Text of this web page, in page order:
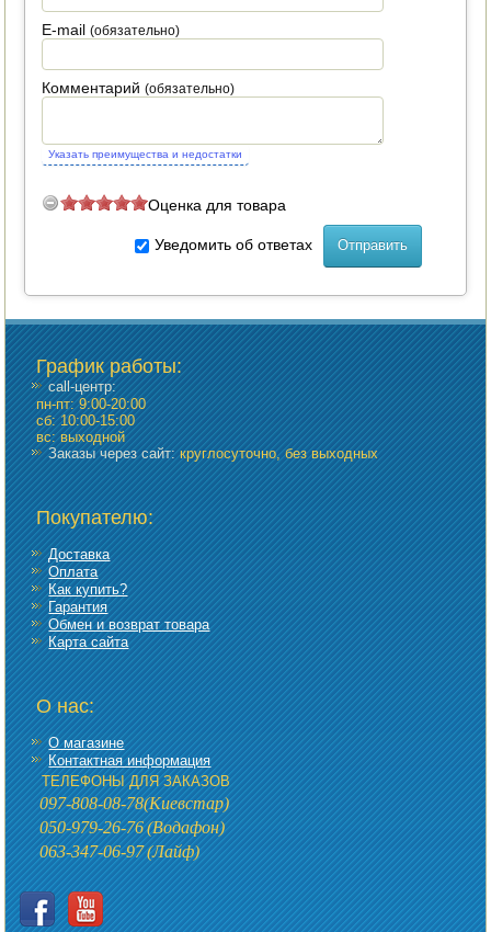
ДУШ ДЛЯ ДАЧИ И ДОМА
МАНГАЛЫ, КОПТИЛЬНИ
E-mail(обязательно)
Комментарий(обязательно)
Указать преимущества и недостатки
Оценка для товара
Уведомить об ответах
График работы:
call-центр:
пн-пт: 9:00-20:00
сб: 10:00-15:00
вс: выходной
Заказы через сайт:круглосуточно, без выходных
Покупателю:
Доставка
Оплата
Как купить?
Гарантия
Обмен и возврат товара
Карта сайта
О нас:
О магазине
Контактная информация
ТЕЛЕФОНЫ ДЛЯ ЗАКАЗОВ
097-808-08-78(Киевстар)
050-979-26-76(Водафон)
063-347-06-97(Лайф)